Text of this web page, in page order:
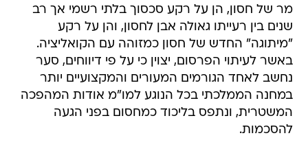
מר של חסון, הן על רקע סכסוך בלתי רשמי אך רב
שנים בין רעייתו גאולה אבן לחסון, והן על רקע
"מיתוגה" החדש של חסון כמזוהה עם הקואליציה.
באשר לעיתוי הפרסום, יצוין כי על פי דיווחים, סער
נחשב לאחד הגורמים המעורים והמקצועיים יותר
במחנה הממלכתי בכל הנוגע למו"מ אודות המהפכה
המשטרית, ונתפס בליכוד כמחסום בפני הגעה
להסכמות.